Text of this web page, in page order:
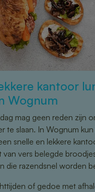
kantoor
Wognum
mag geen reden zijn
te slaan. In Wognum
snelle en lekkere
van vers belegde
die razendsnel worden
of gedoe met